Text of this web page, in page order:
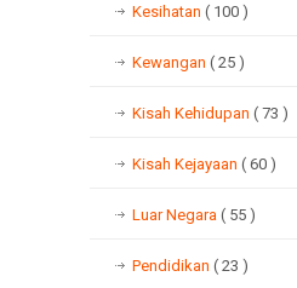
Kesihatan ( 100 )
Kewangan ( 25 )
Kisah Kehidupan ( 73 )
Kisah Kejayaan ( 60 )
Luar Negara ( 55 )
Pendidikan ( 23 )